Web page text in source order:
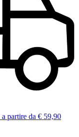
a partire da € 59,90